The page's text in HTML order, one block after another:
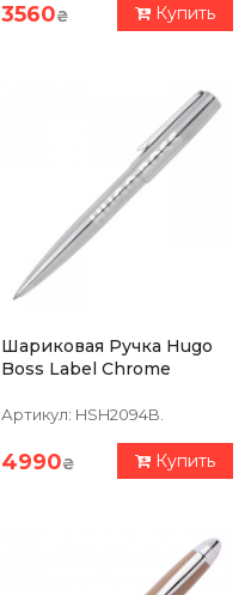
3560₴ Купить
Шариковая Ручка Hugo
Boss Label Chrome
Артикул: HSH2094B.
4990₴ Купить